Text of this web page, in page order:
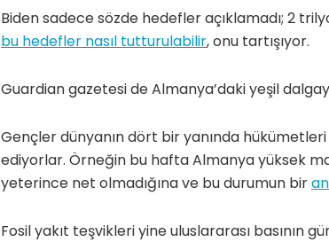
Biden sadece sözde hedefler açıklamadı; 2
bu hedefler nasıl tutturulabilir, onu tartışıyor.
Guardian gazetesi de Almanya’daki yeşil
Gençler dünyanın dört bir yanında
ediyorlar. Örneğin bu hafta Almanya yüksek
yeterince net olmadığına ve bu durumun bir
Fosil yakıt teşvikleri yine uluslararası basının